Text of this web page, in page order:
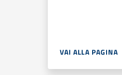
VAI ALLA PAGINA